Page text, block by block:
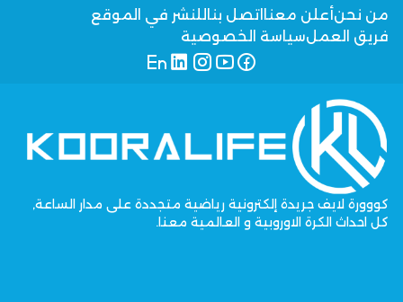
من نحنأعلن معنا اتصل بنا للنشر في الموقع
فريق العملسياسة الخصوصية
كووورة لايف جريدة إلكترونية رياضية متجددة على مدار الساعة,
كل احداث الكرة الاوروبية و العالمية معنا.